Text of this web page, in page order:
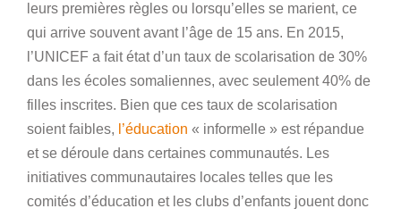
leurs premières règles ou lorsqu’elles se marient, ce
qui arrive souvent avant l’âge de 15 ans. En 2015,
l’UNICEF a fait état d’un taux de scolarisation de 30%
dans les écoles somaliennes, avec seulement 40% de
filles inscrites. Bien que ces taux de scolarisation
soient faibles, l’éducation « informelle » est répandue
et se déroule dans certaines communautés. Les
initiatives communautaires locales telles que les
comités d’éducation et les clubs d’enfants jouent donc